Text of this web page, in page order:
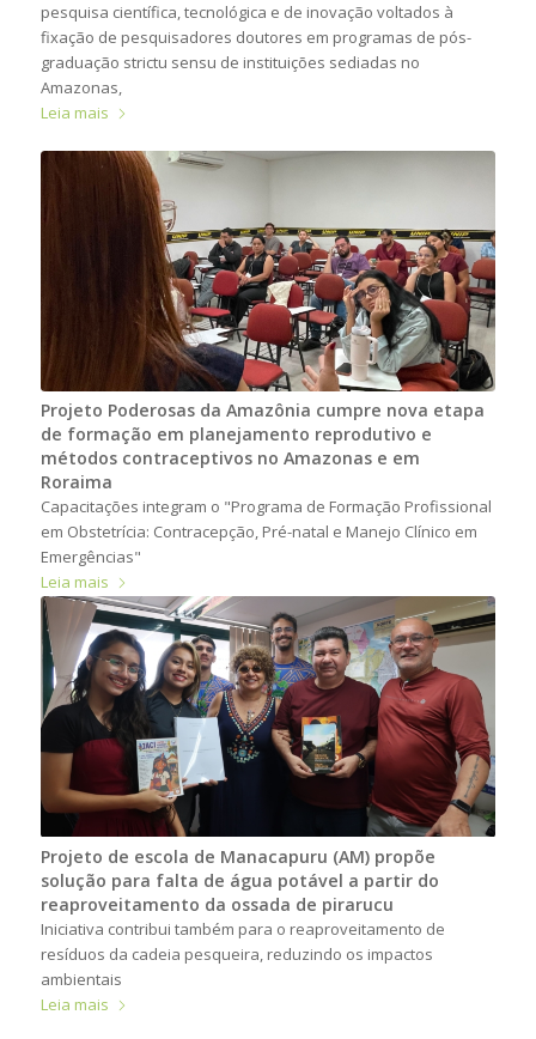
pesquisa científica, tecnológica e de inovação voltados à
fixação de pesquisadores doutores em programas de pós-
graduação strictu sensu de instituições sediadas no
Amazonas,
Leia mais
Projeto Poderosas da Amazônia cumpre nova etapa
de formação em planejamento reprodutivo e
métodos contraceptivos no Amazonas e em
Roraima
Capacitações integram o "Programa de Formação Profissional
em Obstetrícia: Contracepção, Pré-natal e Manejo Clínico em
Emergências"
Leia mais
Projeto de escola de Manacapuru (AM) propõe
solução para falta de água potável a partir do
reaproveitamento da ossada de pirarucu
Iniciativa contribui também para o reaproveitamento de
resíduos da cadeia pesqueira, reduzindo os impactos
ambientais
Leia mais